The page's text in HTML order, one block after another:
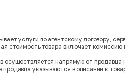
услуги по агентскому договору,
стоимость товара включает
осуществляется напрямую от
указываются в описании к